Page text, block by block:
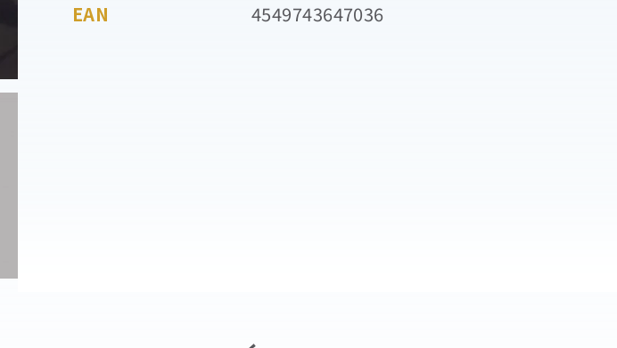
EAN
4549743647036